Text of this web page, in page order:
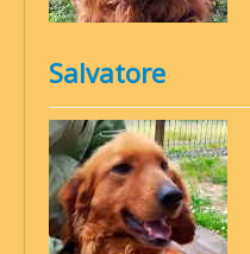
Salvatore